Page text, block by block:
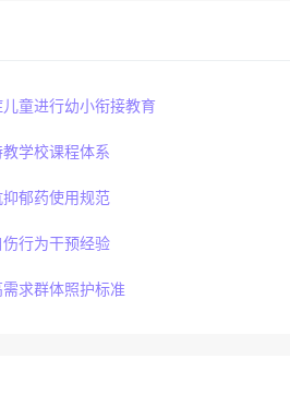
童进行幼小衔接教育
学校课程体系
郁药使用规范
行为干预经验
求群体照护标准